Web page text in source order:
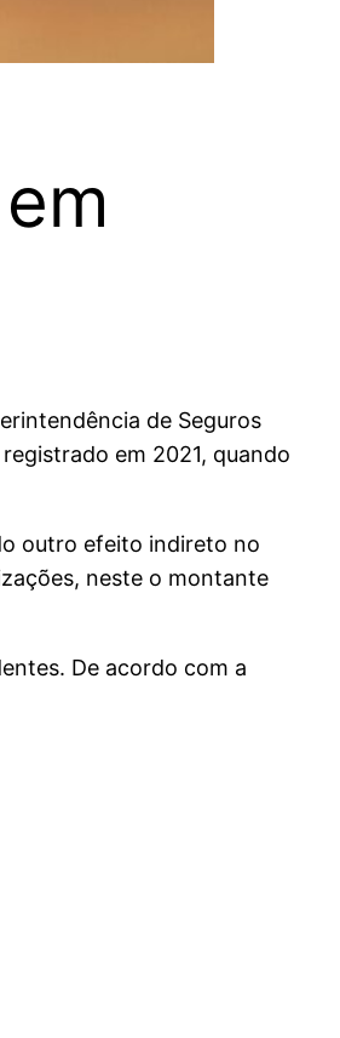
de Seguros
em 2021, quando
outro efeito indireto no
neste o montante
De acordo com a